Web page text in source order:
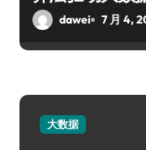
dawei 7 月 4,
大数据